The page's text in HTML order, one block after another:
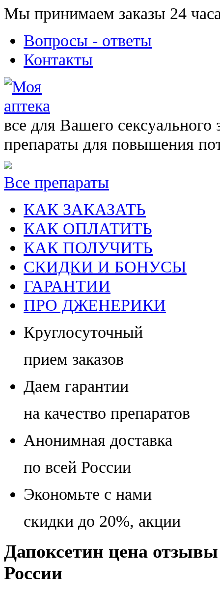
Мы принимаем заказы 24
Вопросы - ответы
Контакты
все для Вашего сексуального
препараты для повышения
Все препараты
КАК ЗАКАЗАТЬ
КАК ОПЛАТИТЬ
КАК ПОЛУЧИТЬ
СКИДКИ И БОНУСЫ
ГАРАНТИИ
ПРО ДЖЕНЕРИКИ
Круглосуточный
прием заказов
Даем гарантии
на качество препаратов
Анонимная доставка
по всей России
Экономьте с нами
скидки до 20%, акции
Дапоксетин цена
России